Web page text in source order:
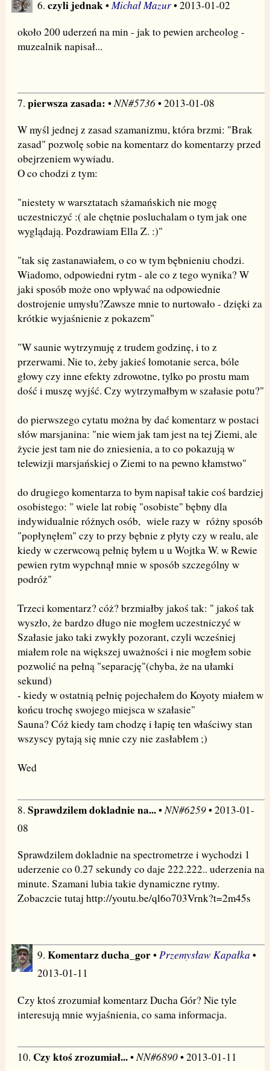
6. czyli jednak•Michał Mazur• 2013-01-02
około 200 uderzeń na min - jak to pewien archeolog -
muzealnik napisał...
7. pierwsza zasada: •NN#5736• 2013-01-08
W myśl jednej z zasad szamanizmu, która brzmi: "Brak
zasad" pozwolę sobie na komentarz do komentarzy przed
obejrzeniem wywiadu.
O co chodzi z tym:
"niestety w warsztatach sżamańskich nie mogę
uczestniczyć :( ale chętnie posluchalam o tym jak one
wyglądają. Pozdrawiam Ella Z. :)"
"tak się zastanawiałem, o co w tym bębnieniu chodzi.
Wiadomo, odpowiedni rytm - ale co z tego wynika? W
jaki sposób może ono wpływać na odpowiednie
dostrojenie umysłu?Zawsze mnie to nurtowało - dzięki za
krótkie wyjaśnienie z pokazem"
"W saunie wytrzymuję z trudem godzinę, i to z
przerwami. Nie to, żeby jakieś łomotanie serca, bóle
głowy czy inne efekty zdrowotne, tylko po prostu mam
dość i muszę wyjść. Czy wytrzymałbym w szałasie potu?"
do pierwszego cytatu można by dać komentarz w postaci
słów marsjanina: "nie wiem jak tam jest na tej Ziemi, ale
życie jest tam nie do zniesienia, a to co pokazują w
telewizji marsjańskiej o Ziemi to na pewno kłamstwo"
do drugiego komentarza to bym napisał takie coś bardziej
osobistego: " wiele lat robię "osobiste" bębny dla
indywidualnie różnych osób, wiele razy w różny sposób
"popłynęłem" czy to przy bębnie z płyty czy w realu, ale
kiedy w czerwcową pełnię byłem u u Wojtka W. w Rewie
pewien rytm wypchnął mnie w sposób szczególny w
podróż"
Trzeci komentarz? cóż? brzmiałby jakoś tak: " jakoś tak
wyszło, że bardzo długo nie mogłem uczestniczyć w
Szałasie jako taki zwykły pozorant, czyli wcześniej
miałem role na większej uważności i nie mogłem sobie
pozwolić na pełną "separację"(chyba, że na ułamki
sekund)
- kiedy w ostatnią pełnię pojechałem do Koyoty miałem w
końcu trochę swojego miejsca w szałasie"
Sauna? Cóż kiedy tam chodzę i łapię ten właściwy stan
wszyscy pytają się mnie czy nie zasłabłem ;)
Wed
8. Sprawdzilem dokladnie na...•NN#6259• 2013-01-
08
Sprawdzilem dokladnie na spectrometrze i wychodzi 1
uderzenie co 0.27 sekundy co daje 222.222.. uderzenia na
minute. Szamani lubia takie dynamiczne rytmy.
Zobaczcie tutaj http://youtu.be/ql6o703Vrnk?t=2m45s
9. Komentarz ducha_gor•Przemysław Kapałka •
2013-01-11
Czy ktoś zrozumiał komentarz Ducha Gór? Nie tyle
interesują mnie wyjaśnienia, co sama informacja.
10. Czy ktoś zrozumiał...•NN#6890• 2013-01-11